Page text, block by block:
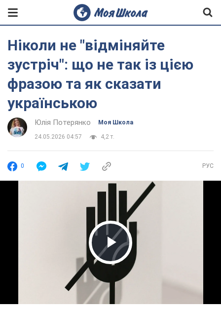
Ніколи не "відміняйте
зустріч": що не так із цією
фразою та як сказати
українською
Юлія Потерянко Моя Школа
24.05.2026 04:57 4,2 т.
0 РУС
Play Video